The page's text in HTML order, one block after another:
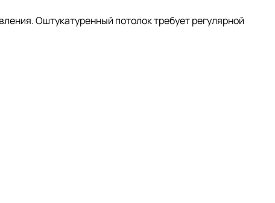
Оштукатуренный потолок требует регулярной